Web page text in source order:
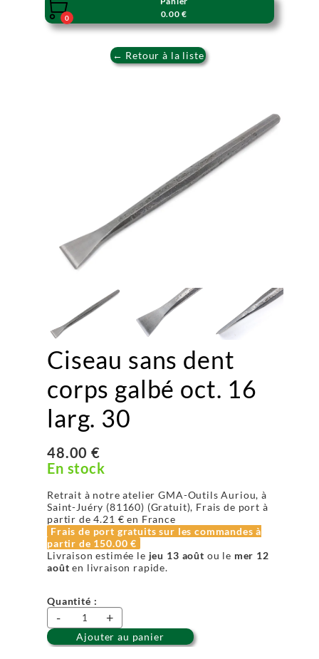

0
0.00 €
← Retour à la liste
Ciseau sans dent
corps galbé oct. 16
larg. 30
48.00 €
En stock
Retrait à notre atelier GMA-Outils Auriou, à
Saint-Juéry (81160) (Gratuit), Frais de port à
partir de4.21 € en France
Frais de port gratuits sur les commandes à
partir de 150.00 €
Livraison estimée le jeu 13 août ou le mer 12
août en livraison rapide.
Quantité :
- +
Ajouter au panier